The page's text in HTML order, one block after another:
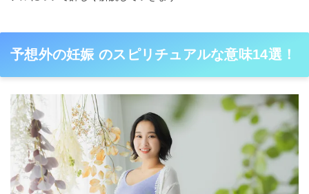
予想外の妊娠 のスピリチュアルな意味14選！